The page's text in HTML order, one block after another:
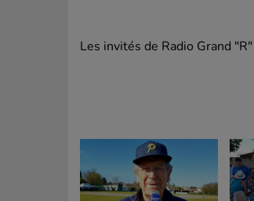
Les invités de Radio Grand "R"